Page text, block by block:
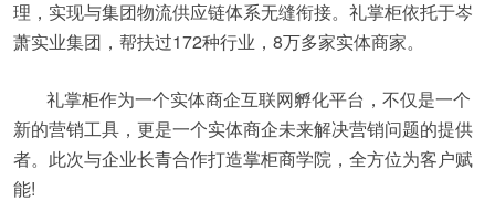
理，实现与集团物流供应链体系无缝衔接。礼掌柜依托于岑
萧实业集团，帮扶过172种行业，8万多家实体商家。
礼掌柜作为一个实体商企互联网孵化平台，不仅是一个
新的营销工具，更是一个实体商企未来解决营销问题的提供
者。此次与企业长青合作打造掌柜商学院，全方位为客户赋
能!